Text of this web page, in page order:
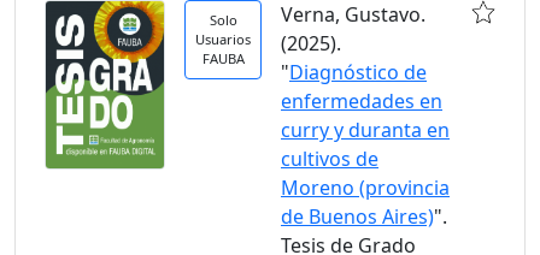
Solo
Usuarios
FAUBA
Verna, Gustavo.
(2025).
"Diagnóstico de
enfermedades en
curry y duranta en
cultivos de
Moreno (provincia
de Buenos Aires)".
Tesis de Grado